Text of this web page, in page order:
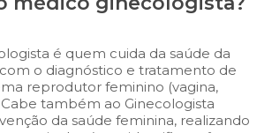
é quem cuida da saúde da
o diagnóstico e tratamento de
reprodutor feminino (vagina,
também ao Ginecologista
da saúde feminina, realizando